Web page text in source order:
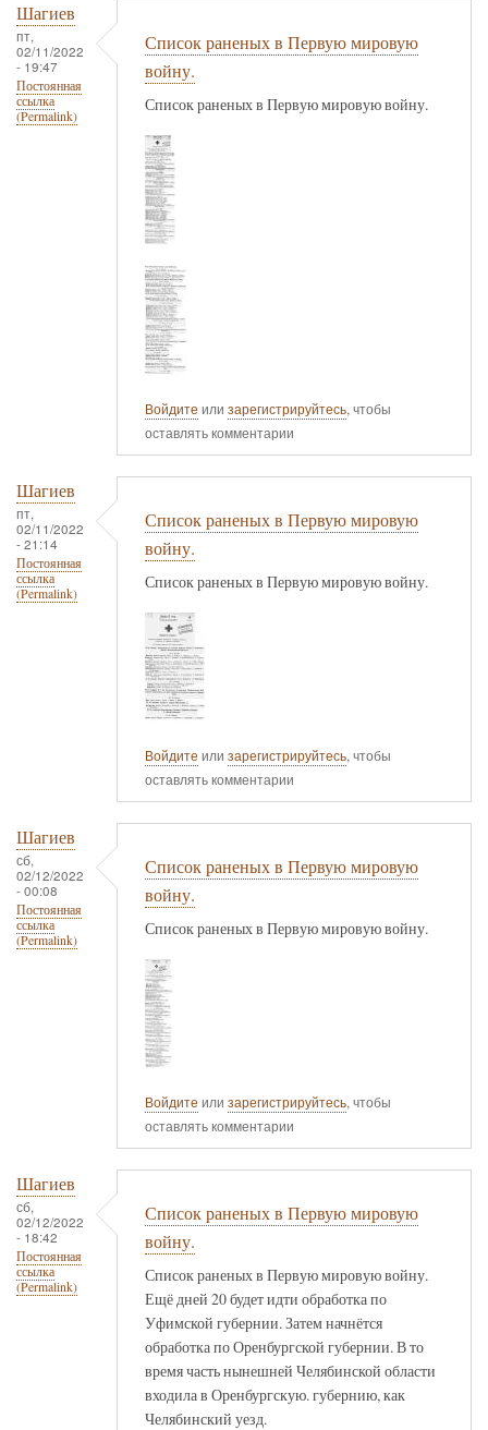
Шагиев
пт,
02/11/2022
- 19:47
Постоянная
ссылка
(Permalink)
Список раненых в Первую мировую
войну.
Список раненых в Первую мировую войну.
Войдите или зарегистрируйтесь, чтобы
оставлять комментарии
Шагиев
пт,
02/11/2022
- 21:14
Постоянная
ссылка
(Permalink)
Список раненых в Первую мировую
войну.
Список раненых в Первую мировую войну.
Войдите или зарегистрируйтесь, чтобы
оставлять комментарии
Шагиев
сб,
02/12/2022
- 00:08
Постоянная
ссылка
(Permalink)
Список раненых в Первую мировую
войну.
Список раненых в Первую мировую войну.
Войдите или зарегистрируйтесь, чтобы
оставлять комментарии
Шагиев
сб,
02/12/2022
- 18:42
Постоянная
ссылка
(Permalink)
Список раненых в Первую мировую
войну.
Список раненых в Первую мировую войну.
Ещё дней 20 будет идти обработка по
Уфимской губернии. Затем начнётся
обработка по Оренбургской губернии. В то
время часть нынешней Челябинской области
входила в Оренбургскую. губернию, как
Челябинский уезд.